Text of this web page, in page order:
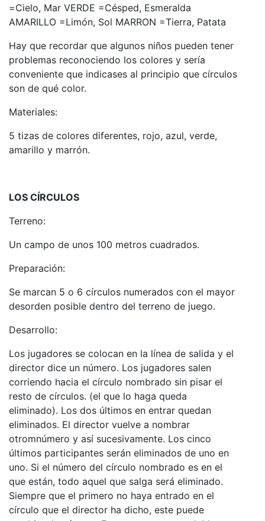
=Cielo, Mar VERDE =Césped, Esmeralda
AMARILLO =Limón, Sol MARRON =Tierra, Patata
Hay que recordar que algunos niños pueden tener
problemas reconociendo los colores y sería
conveniente que indicases al principio que círculos
son de qué color.
Materiales:
5 tizas de colores diferentes, rojo, azul, verde,
amarillo y marrón.
LOS CÍRCULOS
Terreno:
Un campo de unos 100 metros cuadrados.
Preparación:
Se marcan 5 o 6 círculos numerados con el mayor
desorden posible dentro del terreno de juego.
Desarrollo:
Los jugadores se colocan en la línea de salida y el
director dice un número. Los jugadores salen
corriendo hacia el círculo nombrado sin pisar el
resto de círculos. (el que lo haga queda
eliminado). Los dos últimos en entrar quedan
eliminados. El director vuelve a nombrar
otromnúmero y así sucesivamente. Los cinco
últimos participantes serán eliminados de uno en
uno. Si el número del círculo nombrado es en el
que están, todo aquel que salga será eliminado.
Siempre que el primero no haya entrado en el
círculo que el director ha dicho, este puede